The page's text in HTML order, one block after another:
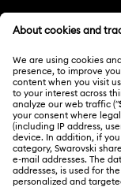
온라인 수선 문의
문의
사이즈 참조
Swarovski Crystal
Swarovski 소개
채용 정보
Alumni Community
프로페셔널
사이트 맵
저작권
이용약관
개인정보 보호